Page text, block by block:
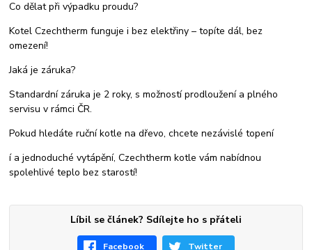
Co dělat při výpadku proudu?
Kotel Czechtherm funguje i bez elektřiny – topíte dál, bez
omezení!
Jaká je záruka?
Standardní záruka je 2 roky, s možností prodloužení a plného
servisu v rámci ČR.
Pokud hledáte ruční kotle na dřevo, chcete nezávislé topení
í a jednoduché vytápění, Czechtherm kotle vám nabídnou
spolehlivé teplo bez starostí!
Líbil se článek? Sdílejte ho s přáteli
Facebook Twitter